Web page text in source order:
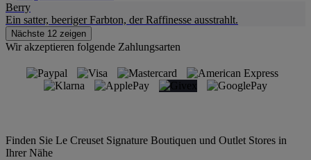
Berry
Ein satter, beeriger Farbton, der Raffinesse ausstrahlt.
Nächste 12 zeigen
Wir akzeptieren folgende Zahlungsarten
Finden Sie Le Creuset Signature Boutiquen und Outlet Stores in
Ihrer Nähe